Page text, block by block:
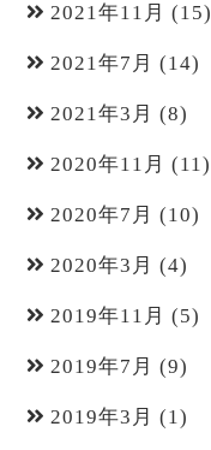
2021年11月 (15)
2021年7月 (14)
2021年3月 (8)
2020年11月 (11)
2020年7月 (10)
2020年3月 (4)
2019年11月 (5)
2019年7月 (9)
2019年3月 (1)